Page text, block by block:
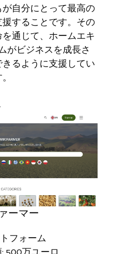
自分にとって最高の
することです。その
通じて、ホームエキ
がビジネスを成長さ
るように支援してい
ーマー
フォーム